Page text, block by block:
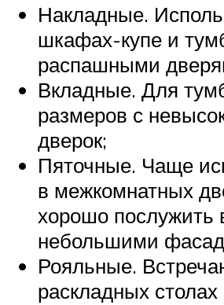
Накладные.
шкафах-купе и
распашными
Вкладные. Для
размеров с
дверок;
Пяточные. Чаще
в межкомнатных
хорошо послужить
небольшими
Рояльные.
раскладных